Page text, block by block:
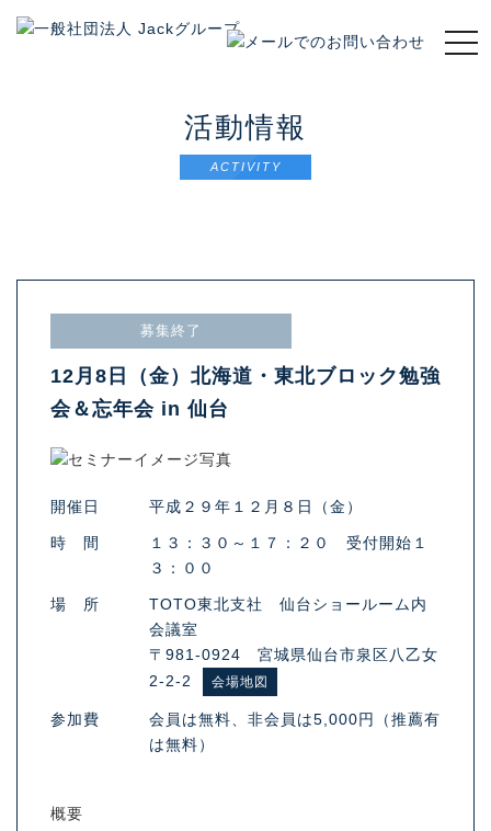
t
活動情報
ACTIVITY
募集終了
12月8日（金）北海道・東北ブロック勉強
会＆忘年会 in 仙台
開催日 平成２９年１２月８日（金）
時 間
１３：３０～１７：２０ 受付開始１
３：００
場 所
TOTO東北支社 仙台ショールーム内
会議室
〒981-0924 宮城県仙台市泉区八乙女
2-2-2
会場地図
参加費
会員は無料、非会員は5,000円（推薦有
は無料）
概要